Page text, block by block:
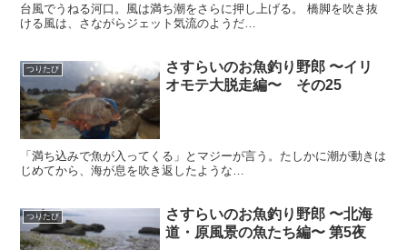
台風でうねる河口。風は満ち潮をさらに押し上げる。 橋脚を吹き抜
ける風は、さながらジェット気流のようだ…
つりたび
さすらいのお魚釣り野郎 〜イリ
オモテ大脱走編〜 その25
「満ち込みで魚が入ってくる」とマジーが言う。たしかに潮が動きは
じめてから、海が息を吹き返したような…
つりたび
さすらいのお魚釣り野郎 〜北海
道・原風景の魚たち編〜 第5夜